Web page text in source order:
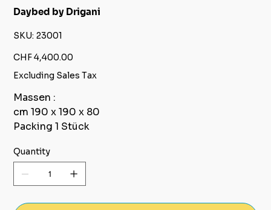
Daybed by Drigani
SKU: SKU
23001
23001
Price
CHF 4,400.00
Excluding Sales Tax
Massen :
cm 190 x 190 x 80
Packing 1 Stück
Quantity